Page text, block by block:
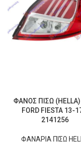
ΦΑΝΟΣ ΠΙΣΩ
FORD FIESTA 13-
2141256
ΦΑΝΑΡΙΑ ΠΙΣΩ